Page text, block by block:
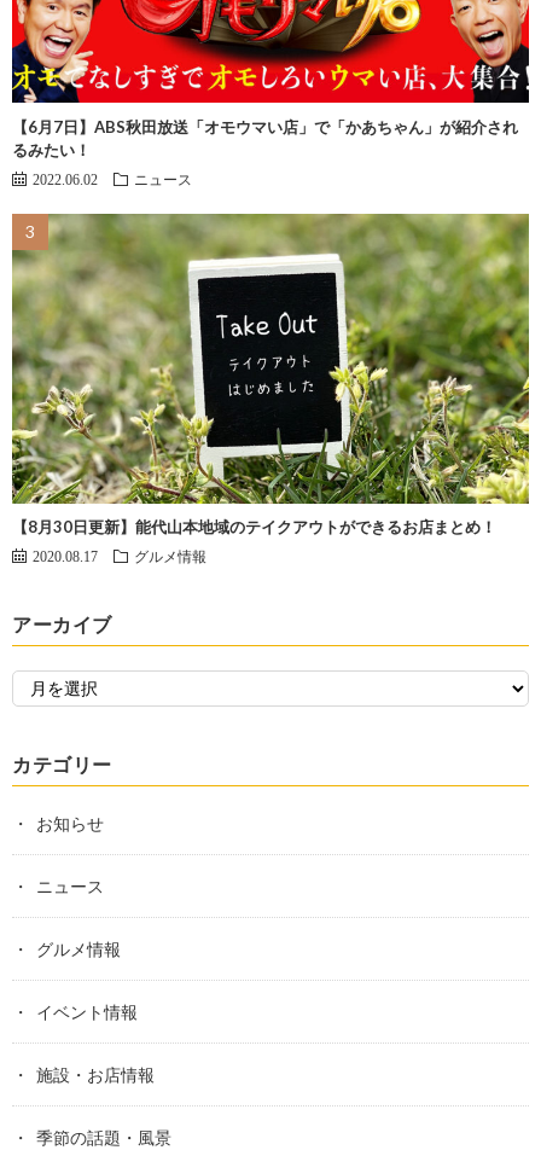
【6月7日】ABS秋田放送「オモウマい店」で「かあちゃん」が紹介され
るみたい！
2022.06.02 ニュース
【8月30日更新】能代山本地域のテイクアウトができるお店まとめ！
2020.08.17 グルメ情報
アーカイブ
カテゴリー
お知らせ
ニュース
グルメ情報
イベント情報
施設・お店情報
季節の話題・風景